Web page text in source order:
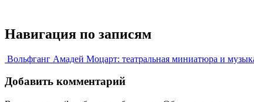
Навигация по записям
Вольфганг Амадей Моцарт: театральная миниатюра и
Добавить комментарий